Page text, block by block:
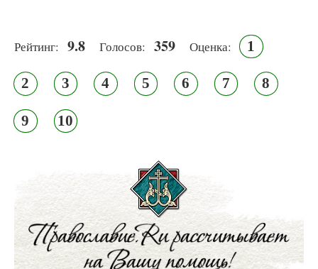
Рейтинг: 9.8 Голосов: 359 Оценка: 1
2 3 4 5 6 7 8
9 10